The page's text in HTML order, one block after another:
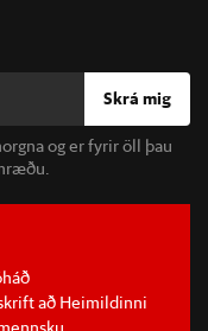
Skrá mig
og er fyrir öll þau
að Heimildinni